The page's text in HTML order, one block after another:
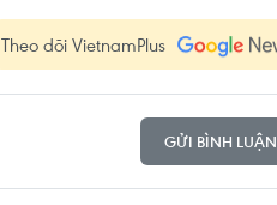
Theo dõi VietnamPlus
GỬI BÌNH LUẬN